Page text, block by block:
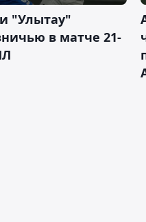
"Улытау"
в матче 21-